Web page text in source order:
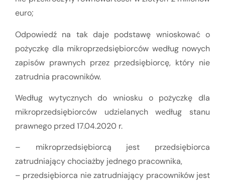
euro;
Odpowiedź na tak daje podstawę wnioskować o
pożyczkę dla mikroprzedsiębiorców według nowych
zapisów prawnych przez przedsiębiorcę, który nie
zatrudnia pracowników.
Według wytycznych do wniosku o pożyczkę dla
mikroprzedsiębiorców udzielanych według stanu
prawnego przed 17.04.2020 r.
– mikroprzedsiębiorcą jest przedsiębiorca
zatrudniający chociażby jednego pracownika,
– przedsiębiorca nie zatrudniający pracowników jest